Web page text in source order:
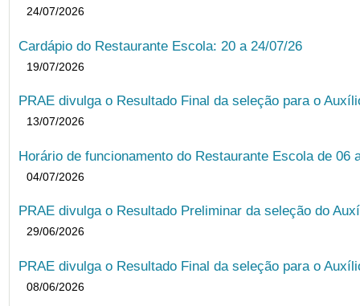
24/07/2026
Cardápio do Restaurante Escola: 20 a 24/07/26
19/07/2026
PRAE divulga o Resultado Final da seleção para o
13/07/2026
Horário de funcionamento do Restaurante Escola de 06
04/07/2026
PRAE divulga o Resultado Preliminar da seleção do
29/06/2026
PRAE divulga o Resultado Final da seleção para o
08/06/2026